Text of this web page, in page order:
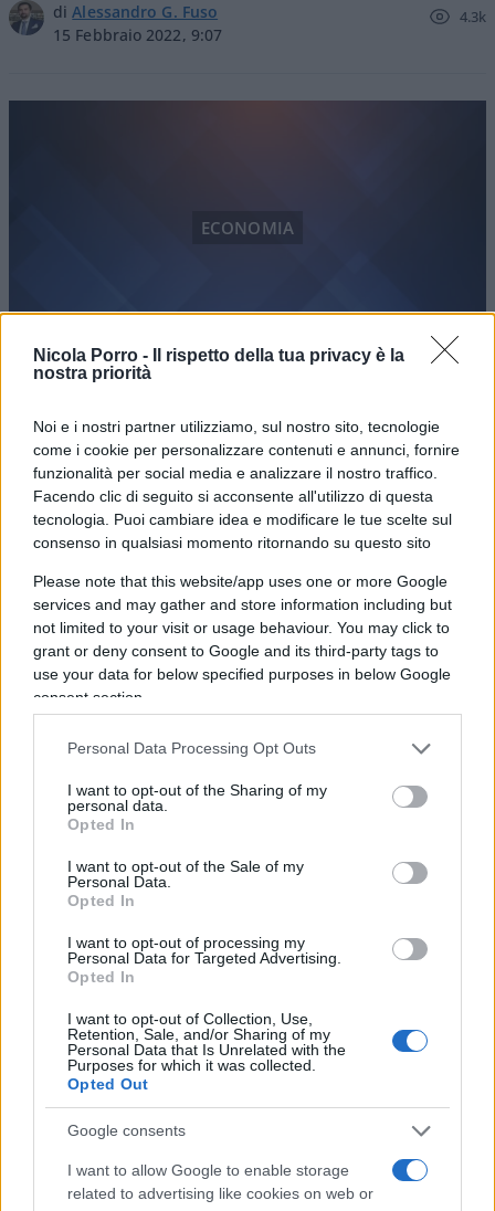
Nicola Porro -
Il rispetto della tua privacy è la
nostra priorità
Noi e i nostri partner utilizziamo, sul nostro sito, tecnologie
come i cookie per personalizzare contenuti e annunci, fornire
funzionalità per social media e analizzare il nostro traffico.
Facendo clic di seguito si acconsente all'utilizzo di questa
tecnologia. Puoi cambiare idea e modificare le tue scelte sul
consenso in qualsiasi momento ritornando su questo sito
Please note that this website/app uses one or more Google
services and may gather and store information including but
not limited to your visit or usage behaviour. You may click to
grant or deny consent to Google and its third-party tags to
use your data for below specified purposes in below Google
consent section.
Personal Data Processing Opt Outs
I want to opt-out of the Sharing of my
personal data.
Opted In
I want to opt-out of the Sale of my
Personal Data.
Opted In
I want to opt-out of processing my
Personal Data for Targeted Advertising.
Opted In
I want to opt-out of Collection, Use,
Retention, Sale, and/or Sharing of my
Personal Data that Is Unrelated with the
Purposes for which it was collected.
Opted Out
Google consents
I want to allow Google to enable storage
related to advertising like cookies on web or
diAlessandro G. Fuso
15 Febbraio 2022, 9:07
4.3k
ECONOMIA
Il ritorno dello spettro della
stagflazione
diAlessandro G. Fuso
2 Novembre 2021, 8:32
La lezione dei Maya: quando si rompe
l’equilibrio tra uomo e ambiente
di Alessandro G. Fuso
7 Agosto 2021, 15:00
ECONOMIA